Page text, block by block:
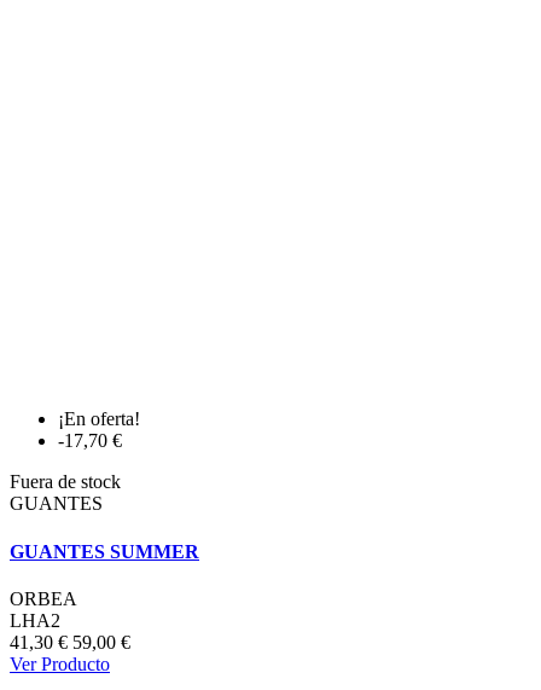
¡En oferta!
-17,70 €
Fuera de stock
GUANTES
GUANTES SUMMER
ORBEA
LHA2
41,30 € 59,00 €
Ver Producto